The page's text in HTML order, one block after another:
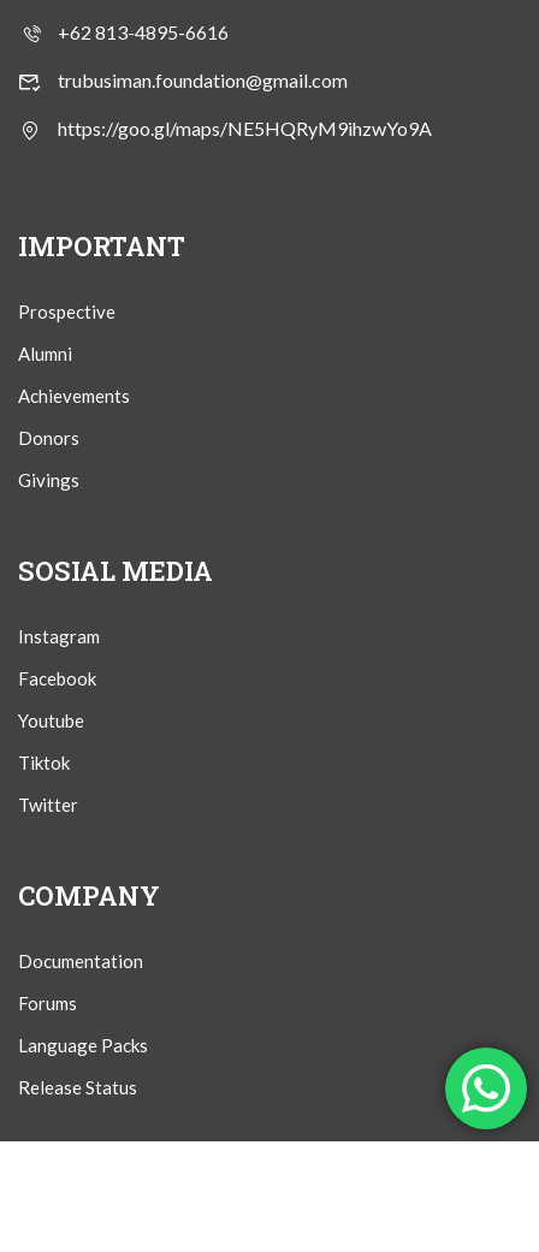
+62 813-4895-6616
trubusiman.foundation@gmail.com
https://goo.gl/maps/NE5HQRyM9ihzwYo9A
IMPORTANT
Prospective
Alumni
Achievements
Donors
Givings
SOSIAL MEDIA
Instagram
Facebook
Youtube
Tiktok
Twitter
COMPANY
Documentation
Forums
Language Packs
Release Status